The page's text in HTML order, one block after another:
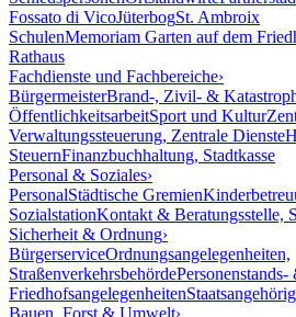
Fossato di VicoJüterbogSt. Ambroix
SchulenMemoriam Garten auf dem
Rathaus
Fachdienste und Fachbereiche›
BürgermeisterBrand-, Zivil- &
ÖffentlichkeitsarbeitSport und Kultur
Verwaltungssteuerung, Zentrale Dienste
SteuernFinanzbuchhaltung, Stadtkasse
Personal & Soziales›
PersonalStädtische Gremien
SozialstationKontakt & Beratungsstelle,
Sicherheit & Ordnung›
BürgerserviceOrdnungsangelegenheiten,
StraßenverkehrsbehördePersonenstands-
Friedhofsangelegenheiten
Bauen, Forst & Umwelt›